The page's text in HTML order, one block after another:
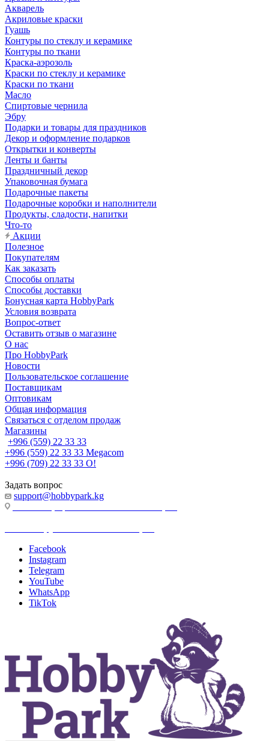
Акварель
Акриловые краски
Гуашь
Контуры по стеклу и керамике
Контуры по ткани
Краска-аэрозоль
Краски по стеклу и керамике
Краски по ткани
Масло
Спиртовые чернила
Эбру
Подарки и товары для праздников
Декор и оформление подарков
Открытки и конверты
Ленты и банты
Праздничный декор
Упаковочная бумага
Подарочные пакеты
Подарочные коробки и наполнители
Продукты, сладости, напитки
Что-то
Акции
Полезное
Покупателям
Как заказать
Способы оплаты
Способы доставки
Бонусная карта HobbyPark
Условия возврата
Вопрос-ответ
Оставить отзыв о магазине
О нас
Про HobbyPark
Новости
Пользовательское соглашение
Поставщикам
Оптовикам
Общая информация
Связаться с отделом продаж
Магазины
+996 (559) 22 33 33
+996 (559) 22 33 33 Megacom
+996 (709) 22 33 33 O!
Задать вопрос
support@hobbypark.kg
Facebook
Instagram
Telegram
YouTube
WhatsApp
TikTok